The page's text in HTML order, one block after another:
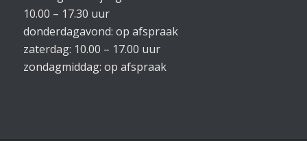
10.00 – 17.30 uur
donderdagavond: op afspraak
zaterdag: 10.00 – 17.00 uur
zondagmiddag: op afspraak